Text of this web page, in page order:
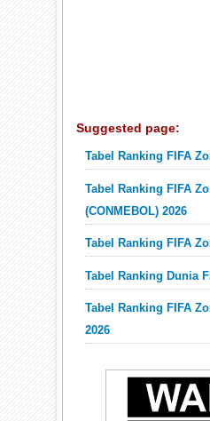
Suggested page:
Tabel Ranking FIFA
Tabel Ranking FIFA
(CONMEBOL) 2026
Tabel Ranking FIFA
Tabel Ranking Dunia
Tabel Ranking FIFA
2026